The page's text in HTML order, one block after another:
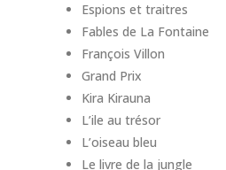
Espions et traitres
Fables de La Fontaine
François Villon
Grand Prix
Kira Kirauna
L’ile au trésor
L’oiseau bleu
Le livre de la jungle